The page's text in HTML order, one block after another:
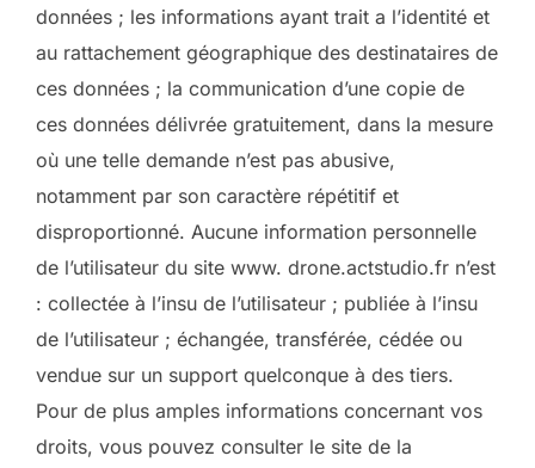
données ; les informations ayant trait a l’identité et
au rattachement géographique des destinataires de
ces données ; la communication d’une copie de
ces données délivrée gratuitement, dans la mesure
où une telle demande n’est pas abusive,
notamment par son caractère répétitif et
disproportionné. Aucune information personnelle
de l’utilisateur du site www. drone.actstudio.fr n’est
: collectée à l’insu de l’utilisateur ; publiée à l’insu
de l’utilisateur ; échangée, transférée, cédée ou
vendue sur un support quelconque à des tiers.
Pour de plus amples informations concernant vos
droits, vous pouvez consulter le site de la